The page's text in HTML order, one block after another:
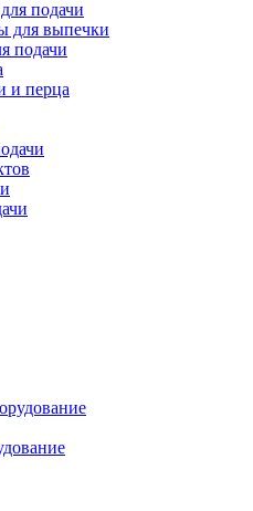
подачи
для выпечки
подачи
и перца